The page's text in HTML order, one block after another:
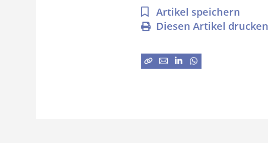
Artikel speichern
Diesen Artikel drucken